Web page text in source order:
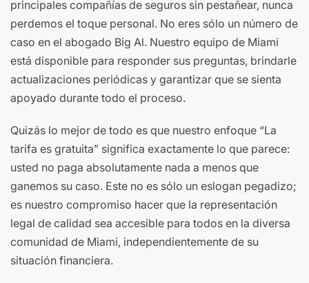
principales compañías de seguros sin pestañear, nunca
perdemos el toque personal. No eres sólo un número de
caso en el abogado Big Al. Nuestro equipo de Miami
está disponible para responder sus preguntas, brindarle
actualizaciones periódicas y garantizar que se sienta
apoyado durante todo el proceso.
Quizás lo mejor de todo es que nuestro enfoque “La
tarifa es gratuita” significa exactamente lo que parece:
usted no paga absolutamente nada a menos que
ganemos su caso. Este no es sólo un eslogan pegadizo;
es nuestro compromiso hacer que la representación
legal de calidad sea accesible para todos en la diversa
comunidad de Miami, independientemente de su
situación financiera.